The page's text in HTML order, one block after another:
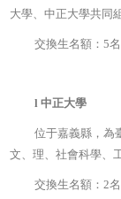
大學、中正大學共同
交換生名額：5
l中正大學
位于嘉義縣，為
文、理、社會科學、
交換生名額：2